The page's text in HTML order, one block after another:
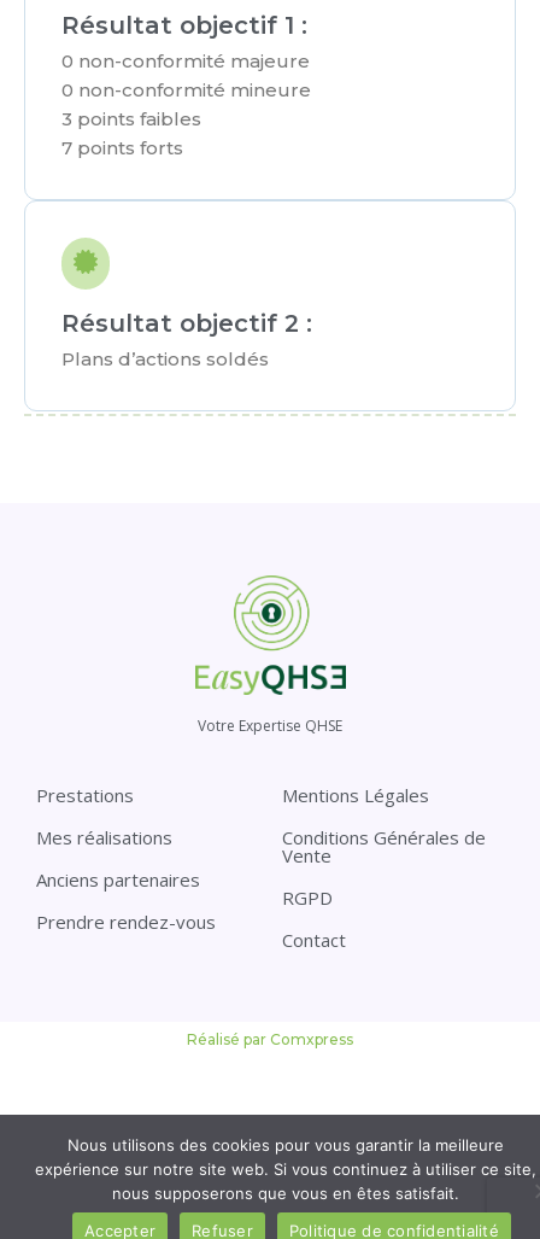
Résultat objectif 1 :
0 non-conformité majeure
0 non-conformité mineure
3 points faibles
7 points forts
Résultat objectif 2 :
Plans d’actions soldés
Votre Expertise QHSE
Prestations
Mes réalisations
Anciens partenaires
Prendre rendez-vous
Mentions Légales
Conditions Générales de
Vente
RGPD
Contact
Réalisé par Comxpress
Nous utilisons des cookies pour vous garantir la meilleure
expérience sur notre site web. Si vous continuez à utiliser ce site,
nous supposerons que vous en êtes satisfait.
Accepter
Refuser Politique de confidentialité